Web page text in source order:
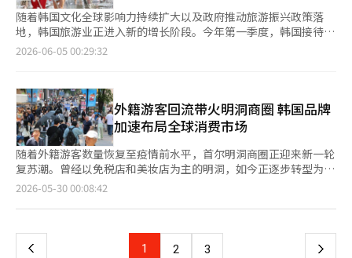
售界人士展示K-内容的现状和未来方向，支持国内品牌的全球拓
展，为K-内容的全球化贡献力量。”※ 本报道经人工智能（AI）
系统翻译与编辑。
南大路旁开设亚洲首家门店，同时推动在Sweet Park的入驻，逐
步构建江南地区的商业网络。 业内人士认为，江南不仅是一个大
型商圈，更是品牌竞争力的“测试床”。根据首尔开放数据广场的
数据，2025年江南区的日均生活人口为82万3000人，位居首尔25
场人士比例较高，午餐时间从中午到下午2至3点达到约100万人，
稳固了午餐外出就餐和咖啡、甜点的需求。短期逗留的外国人生活
人口为18547人，位居首尔第二，能够同时吸引本国职场人士和外
国游客的区域。 然而，也有观点指出，江南的开店并不一定能保
证成功。高昂的租金和人工成本等固定费用负担相当沉重，仅凭短
期话题性难以快速收回投资。餐饮业人士表示：“江南是一个多样
消费群体和外国游客共同光顾的代表商圈，同时也能获得在线话题
性，因此是推出新品牌的最佳地点。但由于存在高固定费用的障
增至6家。 霸王茶姬韩国法人代表金左贤（音）表示，建大店开业
将为首尔东部地区消费者提供更多接触品牌和体验茶文化的机会。
未来将继续围绕核心商圈拓展门店网络，让更多消费者在日常生活
中接触和体验茶文化。
随着韩国文化全球影响力持续扩大以及政府推动旅游振兴政策落
地，韩国旅游业正进入新的增长阶段。今年第一季度，韩国接待外
籍游客约476万人次，创下历年同期最高纪录，去年全年入境游客
同比增长23%，不仅超过去年同期，也高于新冠疫情前2019年同
期水平。其中，3月单月访韩游客突破206万人次，创下月度历史
最高纪录。 分析认为，韩国旅游业已从疫情后的恢复阶段进入增
长阶段。政府提出今年吸引2300万名外国游客的目标，若顺利实
现，将再次刷新历史纪录，并为2029年实现“3000万游客时
代”奠定基础。 旅游业对经济的带动作用也进一步增强。去年外
籍游客在韩国的银行卡消费金额达到141亿美元，创历史新高；旅
游出口收入达到272亿美元，同比增长10.6%。 近年来，韩国政府
持续推进旅游便利化措施。继去年9月面向中国团队游客实施阶段
次往返签证发放范围，并放宽国际会议（MICE）参会人员入境便
利政策，进一步降低外籍游客赴韩门槛。 韩国还积极推动文化与
2026-06-05 00:29:32
外籍游客回流带火明洞商圈 韩国品牌
加速布局全球消费市场
随着外籍游客数量恢复至疫情前水平，首尔明洞商圈正迎来新一轮
复苏潮。曾经以免税店和美妆店为主的明洞，如今正逐步转型为全
球时尚、美妆品牌竞逐的重要零售阵地，并成为韩国品牌观察海外
去两年间，已有超过20家主要时尚与美妆品牌在明洞开设新店。近
一。欧利芙洋今年3月开设面积约950坪的大型门店，目前在明洞
2026-05-30 00:08:42
上
页
1 2 3 下